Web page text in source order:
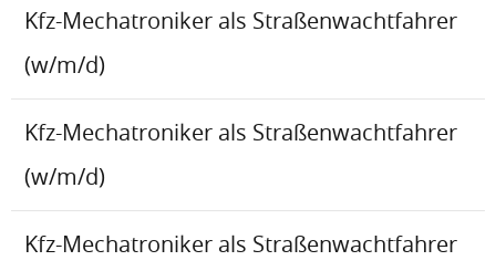
Kfz-Mechatroniker als Straßenwachtfahrer
(w/m/d)
Kfz-Mechatroniker als Straßenwachtfahrer
(w/m/d)
Kfz-Mechatroniker als Straßenwachtfahrer